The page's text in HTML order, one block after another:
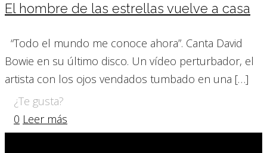
El hombre de las estrellas vuelve a casa
“Todo el mundo me conoce ahora”. Canta David
Bowie en su último disco. Un vídeo perturbador, el
artista con los ojos vendados tumbado en una […]
¿Te gusta?
0 Leer más